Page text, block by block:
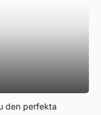
den perfekta